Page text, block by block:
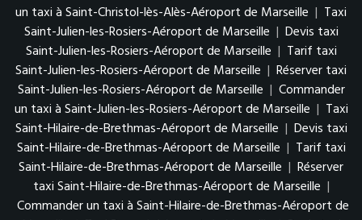
un taxi à Saint-Christol-lès-Alès-Aéroport de Marseille | Taxi
Saint-Julien-les-Rosiers-Aéroport de Marseille | Devis taxi
Saint-Julien-les-Rosiers-Aéroport de Marseille | Tarif taxi
Saint-Julien-les-Rosiers-Aéroport de Marseille | Réserver taxi
Saint-Julien-les-Rosiers-Aéroport de Marseille | Commander
un taxi à Saint-Julien-les-Rosiers-Aéroport de Marseille | Taxi
Saint-Hilaire-de-Brethmas-Aéroport de Marseille | Devis taxi
Saint-Hilaire-de-Brethmas-Aéroport de Marseille | Tarif taxi
Saint-Hilaire-de-Brethmas-Aéroport de Marseille | Réserver
taxi Saint-Hilaire-de-Brethmas-Aéroport de Marseille |
Commander un taxi à Saint-Hilaire-de-Brethmas-Aéroport de